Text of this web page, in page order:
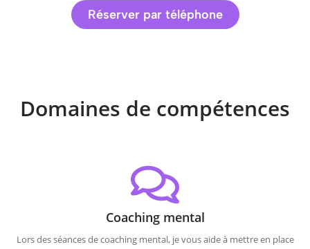
Réserver par téléphone
Domaines de compétences
Coaching mental
Lors des séances de coaching mental, je vous aide à mettre en place